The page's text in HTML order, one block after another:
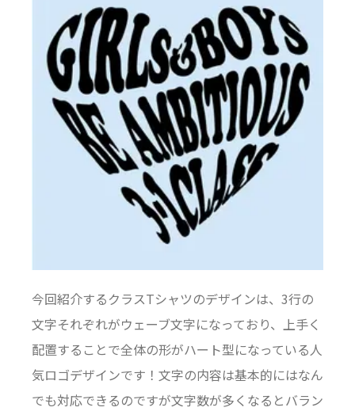
今回紹介するクラスTシャツのデザインは、3行の
文字それぞれがウェーブ文字になっており、上手く
配置することで全体の形がハート型になっている人
気ロゴデザインです！文字の内容は基本的にはなん
でも対応できるのですが文字数が多くなるとバラン